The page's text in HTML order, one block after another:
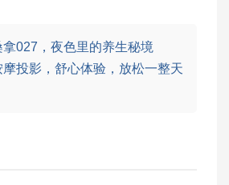
拿027，夜色里的养生秘境
摩投影，舒心体验，放松一整天